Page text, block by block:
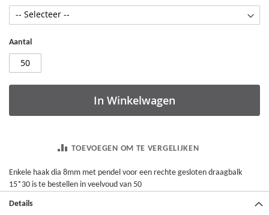
Aantal
In Winkelwagen
TOEVOEGEN OM TE VERGELIJKEN
Enkele haak dia 8mm met pendel voor een rechte gesloten draagbalk
15*30 is te bestellen in veelvoud van 50
Details